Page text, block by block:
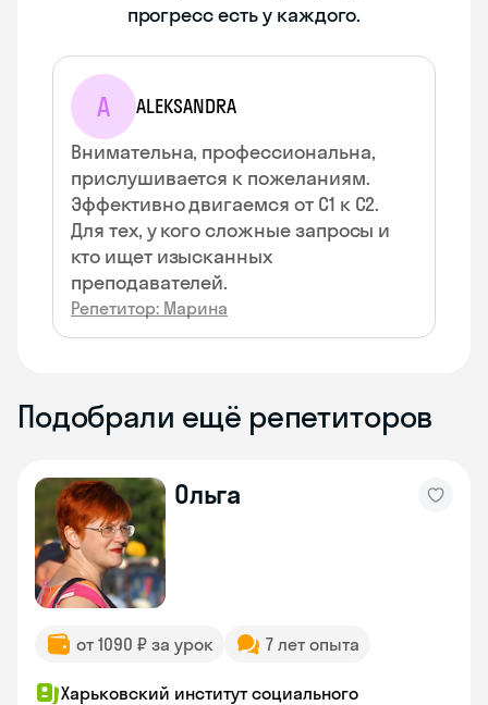
прогресс есть у каждого.
A
ALEKSANDRA
Внимательна, профессиональна,
прислушивается к пожеланиям.
Эффективно двигаемся от С1 к С2.
Для тех, у кого сложные запросы и
кто ищет изысканных
преподавателей.
Репетитор: Марина
Подобрали ещё репетиторов
Ольга
от 1090 ₽ за урок 7 лет опыта
Харьковский институт социального